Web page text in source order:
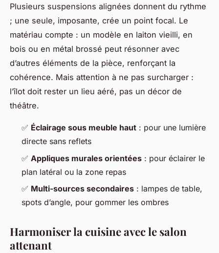
Plusieurs suspensions alignées donnent du rythme
; une seule, imposante, crée un point focal. Le
matériau compte : un modèle en laiton vieilli, en
bois ou en métal brossé peut résonner avec
d’autres éléments de la pièce, renforçant la
cohérence. Mais attention à ne pas surcharger :
l’îlot doit rester un lieu aéré, pas un décor de
théâtre.
✅ Éclairage sous meuble haut : pour une lumière
directe sans reflets
✅ Appliques murales orientées : pour éclairer le
plan latéral ou la zone repas
✅ Multi-sources secondaires : lampes de table,
spots d’angle, pour gommer les ombres
Harmoniser la cuisine avec le salon
attenant